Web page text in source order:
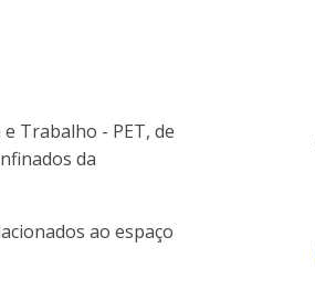
Trabalho - PET, de
da
ao espaço